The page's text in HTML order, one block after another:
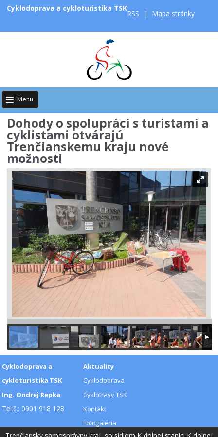
Cyklodoprava a cykloturistika TSK
RSS | Mapa stránky
Menu
Dohody o spolupráci s turistami a
cyklistami otvárajú
Trenčianskemu kraju nové
možnosti
Cyklodoprava a
cykloturistika TSK
Ing. Ondrej Repka
Tel.č.: 0901 918 128
Aktuality
Cyklodoprava
Cyklotrasy TSK
Kontakt
Fotogaléria